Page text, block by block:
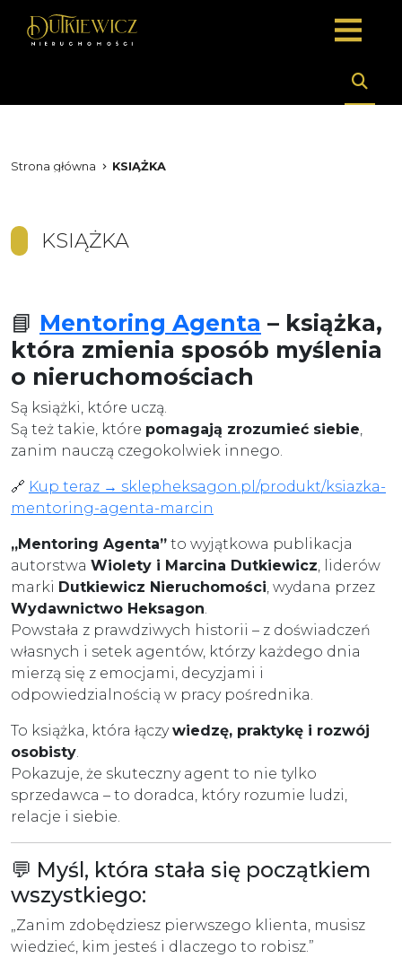
Strona główna KSIĄŻKA
KSIĄŻKA
📘 Mentoring Agenta – książka,
która zmienia sposób myślenia
o nieruchomościach
Są książki, które uczą.
Są też takie, które pomagają zrozumieć siebie,
zanim nauczą czegokolwiek innego.
🔗 Kup teraz → sklepheksagon.pl/produkt/ksiazka-
mentoring-agenta-marcin
„Mentoring Agenta” to wyjątkowa publikacja
autorstwa Wiolety i Marcina Dutkiewicz, liderów
marki Dutkiewicz Nieruchomości, wydana przez
Wydawnictwo Heksagon.
Powstała z prawdziwych historii – z doświadczeń
własnych i setek agentów, którzy każdego dnia
mierzą się z emocjami, decyzjami i
odpowiedzialnością w pracy pośrednika.
To książka, która łączywiedzę, praktykę i rozwój
osobisty.
Pokazuje, że skuteczny agent to nie tylko
sprzedawca – to doradca, który rozumie ludzi,
relacje i siebie.
💬 Myśl, która stała się początkiem
wszystkiego:
„Zanim zdobędziesz pierwszego klienta, musisz
wiedzieć, kim jesteś i dlaczego to robisz.”